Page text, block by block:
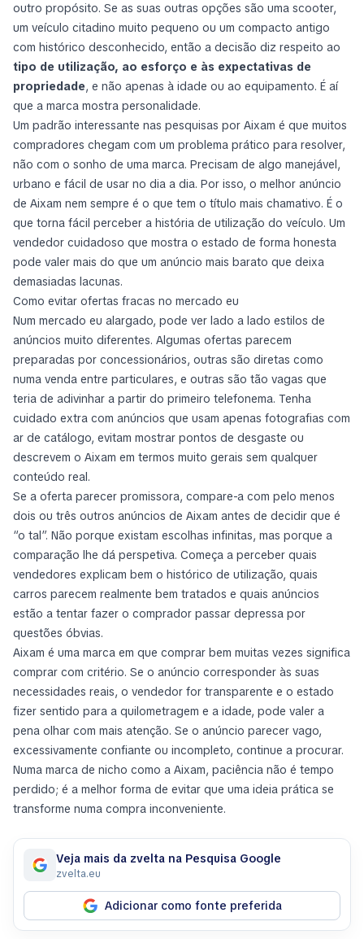
outro propósito. Se as suas outras opções são uma scooter,
um veículo citadino muito pequeno ou um compacto antigo
com histórico desconhecido, então a decisão diz respeito ao
tipo de utilização, ao esforço e às expectativas de
propriedade, e não apenas à idade ou ao equipamento. É aí
que a marca mostra personalidade.
Um padrão interessante nas pesquisas por Aixam é que muitos
compradores chegam com um problema prático para resolver,
não com o sonho de uma marca. Precisam de algo manejável,
urbano e fácil de usar no dia a dia. Por isso, o melhor anúncio
de Aixam nem sempre é o que tem o título mais chamativo. É o
que torna fácil perceber a história de utilização do veículo. Um
vendedor cuidadoso que mostra o estado de forma honesta
pode valer mais do que um anúncio mais barato que deixa
demasiadas lacunas.
Como evitar ofertas fracas no mercado eu
Num mercado eu alargado, pode ver lado a lado estilos de
anúncios muito diferentes. Algumas ofertas parecem
preparadas por concessionários, outras são diretas como
numa venda entre particulares, e outras são tão vagas que
teria de adivinhar a partir do primeiro telefonema. Tenha
cuidado extra com anúncios que usam apenas fotografias com
ar de catálogo, evitam mostrar pontos de desgaste ou
descrevem o Aixam em termos muito gerais sem qualquer
conteúdo real.
Se a oferta parecer promissora, compare-a com pelo menos
dois ou três outros anúncios de Aixam antes de decidir que é
“o tal”. Não porque existam escolhas infinitas, mas porque a
comparação lhe dá perspetiva. Começa a perceber quais
vendedores explicam bem o histórico de utilização, quais
carros parecem realmente bem tratados e quais anúncios
estão a tentar fazer o comprador passar depressa por
questões óbvias.
Aixam é uma marca em que comprar bem muitas vezes significa
comprar com critério. Se o anúncio corresponder às suas
necessidades reais, o vendedor for transparente e o estado
fizer sentido para a quilometragem e a idade, pode valer a
pena olhar com mais atenção. Se o anúncio parecer vago,
excessivamente confiante ou incompleto, continue a procurar.
Numa marca de nicho como a Aixam, paciência não é tempo
perdido; é a melhor forma de evitar que uma ideia prática se
transforme numa compra inconveniente.
Veja mais da zvelta na Pesquisa Google
zvelta.eu
Adicionar como fonte preferida